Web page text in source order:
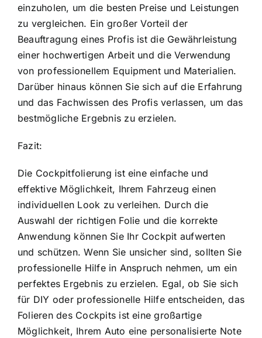
einzuholen, um die besten Preise und Leistungen
zu vergleichen. Ein großer Vorteil der
Beauftragung eines Profis ist die Gewährleistung
einer hochwertigen Arbeit und die Verwendung
von professionellem Equipment und Materialien.
Darüber hinaus können Sie sich auf die Erfahrung
und das Fachwissen des Profis verlassen, um das
bestmögliche Ergebnis zu erzielen.
Fazit:
Die Cockpitfolierung ist eine einfache und
effektive Möglichkeit, Ihrem Fahrzeug einen
individuellen Look zu verleihen. Durch die
Auswahl der richtigen Folie und die korrekte
Anwendung können Sie Ihr Cockpit aufwerten
und schützen. Wenn Sie unsicher sind, sollten Sie
professionelle Hilfe in Anspruch nehmen, um ein
perfektes Ergebnis zu erzielen. Egal, ob Sie sich
für DIY oder professionelle Hilfe entscheiden, das
Folieren des Cockpits ist eine großartige
Möglichkeit, Ihrem Auto eine personalisierte Note